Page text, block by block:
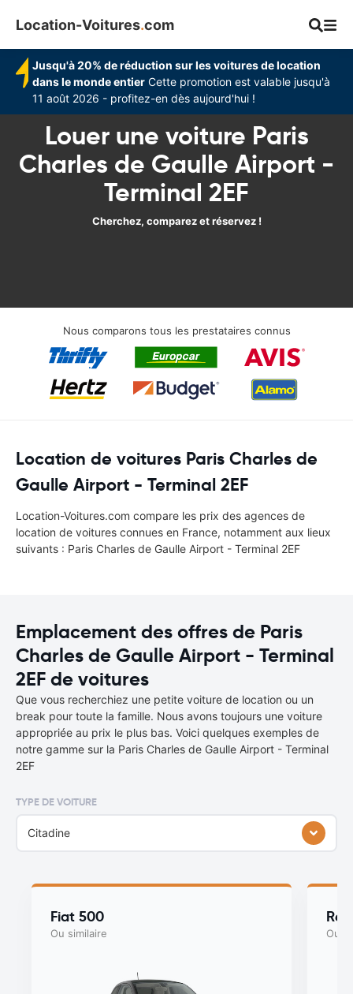
Location-Voitures.com
Jusqu'à 20% de réduction sur les voitures de location
dans le monde entier Cette promotion est valable jusqu'à
11 août 2026 - profitez-en dès aujourd'hui !
Louer une voiture Paris
Charles de Gaulle Airport -
Terminal 2EF
Cherchez, comparez et réservez !
Nous comparons tous les prestataires connus
Location de voitures Paris Charles de
Gaulle Airport - Terminal 2EF
Location-Voitures.com compare les prix des agences de
location de voitures connues en France, notamment aux lieux
suivants : Paris Charles de Gaulle Airport - Terminal 2EF
Emplacement des offres de Paris
Charles de Gaulle Airport - Terminal
2EF de voitures
Que vous recherchiez une petite voiture de location ou un
break pour toute la famille. Nous avons toujours une voiture
appropriée au prix le plus bas. Voici quelques exemples de
notre gamme sur la Paris Charles de Gaulle Airport - Terminal
2EF
TYPE DE VOITURE
Citadine
Fiat 500
Ou similaire Ou